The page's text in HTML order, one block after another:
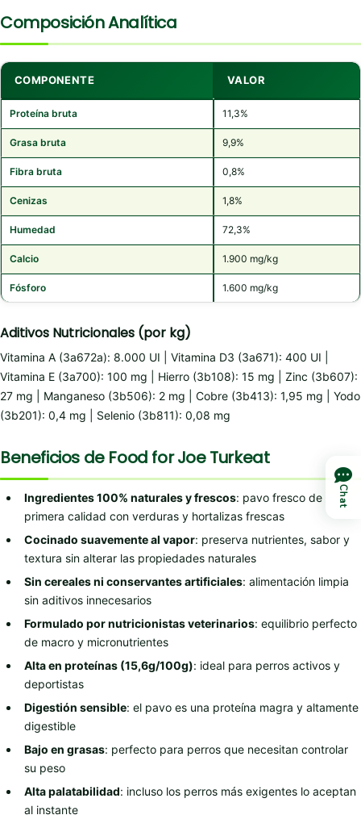
Composición Analítica
COMPONENTE VALOR
Proteína bruta 11,3%
Grasa bruta 9,9%
Fibra bruta 0,8%
Cenizas 1,8%
Humedad 72,3%
Calcio 1.900 mg/kg
Fósforo 1.600 mg/kg
Aditivos Nutricionales (por kg)
Vitamina A (3a672a): 8.000 UI | Vitamina D3 (3a671): 400 UI |
Vitamina E (3a700): 100 mg | Hierro (3b108): 15 mg | Zinc (3b607):
27 mg | Manganeso (3b506): 2 mg | Cobre (3b413): 1,95 mg | Yodo
(3b201): 0,4 mg | Selenio (3b811): 0,08 mg
Beneficios de Food for Joe Turkeat
Ingredientes 100% naturales y frescos: pavo fresco de
primera calidad con verduras y hortalizas frescas
Cocinado suavemente al vapor: preserva nutrientes, sabor y
textura sin alterar las propiedades naturales
Sin cereales ni conservantes artificiales: alimentación limpia
sin aditivos innecesarios
Formulado por nutricionistas veterinarios: equilibrio perfecto
de macro y micronutrientes
Alta en proteínas (15,6g/100g): ideal para perros activos y
deportistas
Digestión sensible: el pavo es una proteína magra y altamente
digestible
Bajo en grasas: perfecto para perros que necesitan controlar
su peso
Alta palatabilidad: incluso los perros más exigentes lo aceptan
al instante
Chat